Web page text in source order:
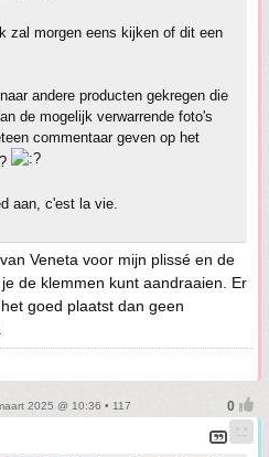
zal morgen eens kijken of dit een
andere producten gekregen die
de mogelijk verwarrende foto's
commentaar geven op het
aan, c'est la vie.
Veneta voor mijn plissé en de
de klemmen kunt aandraaien. Er
goed plaatst dan geen
2025 @ 10:36 • 117